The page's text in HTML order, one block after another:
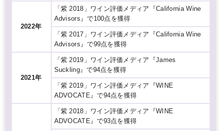
2022年
「紫 2018」ワイン評価メディア『California Wine
Advisors』で100点を獲得
「紫 2017」ワイン評価メディア『California Wine
Advisors』で99点を獲得
2021年
「紫 2019」ワイン評価メディア『James
Suckling』で94点を獲得
「紫 2019」ワイン評価メディア『WINE
ADVOCATE』で94点を獲得
「紫 2018」ワイン評価メディア『WINE
ADVOCATE』で93点を獲得